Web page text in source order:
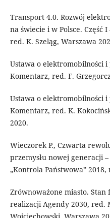
Transport 4.0. Rozwój
na świecie i w Polsce.
red. K. Szeląg, Warszawa
Ustawa o elektromobilności
Komentarz, red. F.
Ustawa o elektromobilności
Komentarz, red. K.
2020.
Wieczorek P., Czwarta
przemysłu nowej generacji
„Kontrola Państwowa” 2018,
Zrównoważone miasto.
realizacji Agendy 2030, red.